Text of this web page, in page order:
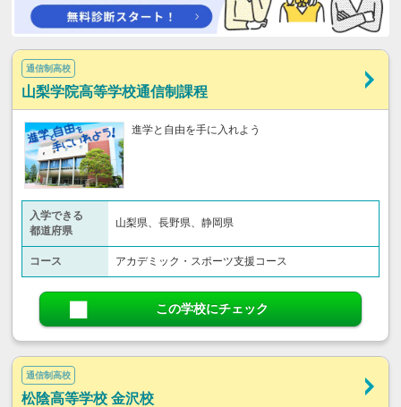
通信制高校
山梨学院高等学校通信制課程
進学と自由を手に入れよう
入学できる
都道府県
山梨県、長野県、静岡県
コース アカデミック・スポーツ支援コース
この学校にチェック
通信制高校
松陰高等学校 金沢校